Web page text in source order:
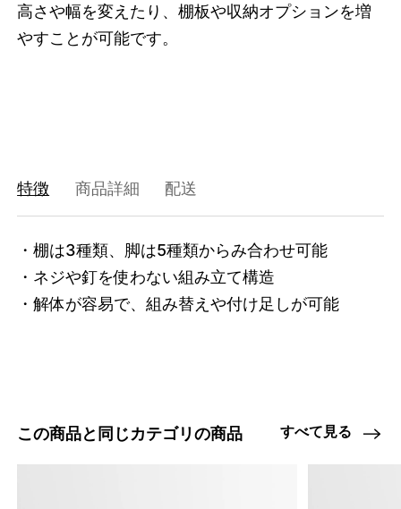
47408773497064 オーク/ステンレススチール NEW
/products/shelving-system-s-200-1-b?
高さや幅を変えたり、棚板や収納オプションを増
やすことが可能です。
特徴 商品詳細 配送
・棚は3種類、脚は5種類からみ合わせ可能
・ネジや釘を使わない組み立て構造
・解体が容易で、組み替えや付け足しが可能
この商品と同じカテゴリの商品 すべて見る